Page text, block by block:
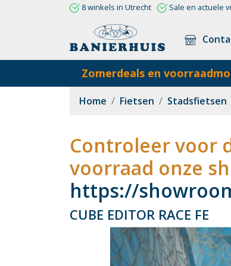
8 winkels in Utrecht Sale en actuele
Zomerdeals en
Home Fietsen Stadsfietsen
Controleer voor
voorraad onze
https://
CUBE EDITOR RACE FE